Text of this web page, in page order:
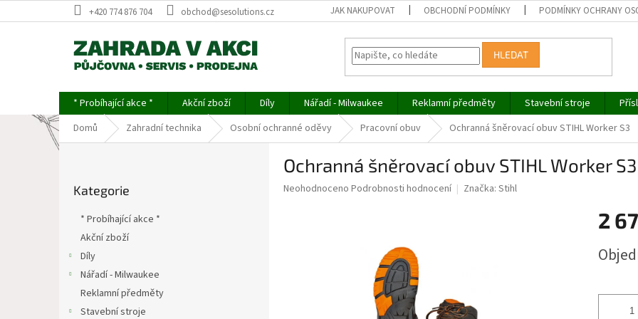
na
+420 774 876 704 obchod@sesolutions.cz JAK NAKUPOVAT OBCHODNÍ PODMÍNKY PODMÍNKY OCHRANY
HLEDAT
* Probíhající akce * Akční zboží Díly Nářadí - Milwaukee Reklamní předměty Stavební stroje
Domů
Zahradní technika Osobní ochranné oděvy Pracovní obuv Ochranná šněrovací obuv STIHL Worker S3
P
kategorie
Kategorie
* Probíhající akce *
Akční zboží
Díly
Nářadí - Milwaukee
Reklamní předměty
Stavební stroje
Ochranná šněrovací obuv STIHL Worker S3
Průměrné
Neohodnoceno Podrobnosti hodnocení Značka: Stihl
2
cena: